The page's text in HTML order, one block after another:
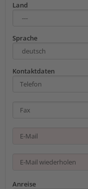
Land
Sprache
Kontaktdaten
Anreise